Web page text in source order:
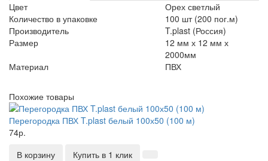
Цвет
Орех светлый
Количество в упаковке
100 шт (200 пог.м)
Производитель
T.plast (Россия)
Размер
12 мм х 12 мм х
2000мм
Материал
ПВХ
Похожие товары
Перегородка ПВХ T.plast белый 100х50 (100 м)
74р.
В корзину
Купить в 1 клик